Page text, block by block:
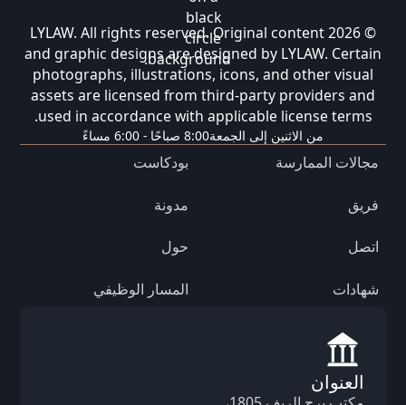
© 2026 LYLAW. All rights reserved. Original content
and graphic designs are designed by LYLAW. Certain
photographs, illustrations, icons, and other visual
assets are licensed from third-party providers and
used in accordance with applicable license terms.
من الاثنين إلى الجمعة8:00 صباحًا - 6:00 مساءً
مجالات الممارسة بودكاست
فريق مدونة
اتصل حول
شهادات المسار الوظيفي
العنوان